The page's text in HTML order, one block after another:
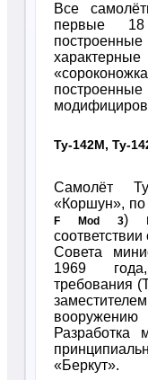
Все
первые
Ту-142М, Ту-
Самолёт
«Коршун»,
F Mod 3)
Совета
1969
требования
Разработка
«Беркут».